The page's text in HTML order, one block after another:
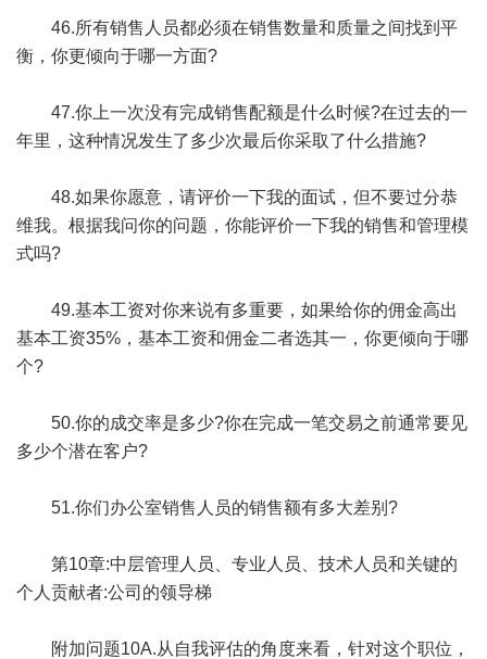
46.所有销售人员都必须在销售数量和质量之间找到平
衡，你更倾向于哪一方面?
47.你上一次没有完成销售配额是什么时候?在过去的一
年里，这种情况发生了多少次最后你采取了什么措施?
48.如果你愿意，请评价一下我的面试，但不要过分恭
维我。根据我问你的问题，你能评价一下我的销售和管理模
式吗?
49.基本工资对你来说有多重要，如果给你的佣金高出
基本工资35%，基本工资和佣金二者选其一，你更倾向于哪
个?
50.你的成交率是多少?你在完成一笔交易之前通常要见
多少个潜在客户?
51.你们办公室销售人员的销售额有多大差别?
第10章:中层管理人员、专业人员、技术人员和关键的
个人贡献者:公司的领导梯
附加问题10A.从自我评估的角度来看，针对这个职位，